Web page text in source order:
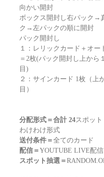
向かい開封
ボックス開封し右パック→
ク→左パックの順に開封
パック開封し
１：レリックカード＋オー
＝2枚(パック開封し上から
目)
２：サインカード 1枚（上
目）
分配形式＝合計 24スポッ
わけわけ形式
送付条件＝全てのカード
配信＝YOUTUBE LIVE配信
スポット抽選＝